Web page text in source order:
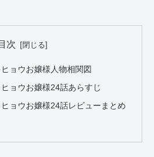
次
ョウお嬢様人物相関図
ョウお嬢様24話あらすじ
ョウお嬢様24話レビューまとめ